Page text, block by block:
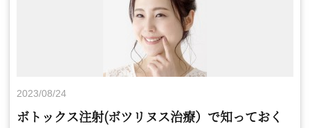
2023/08/24
ボトックス注射(ボツリヌス治療）で知っておく